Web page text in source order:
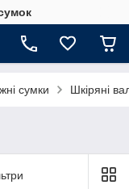
сумки Шкіряні